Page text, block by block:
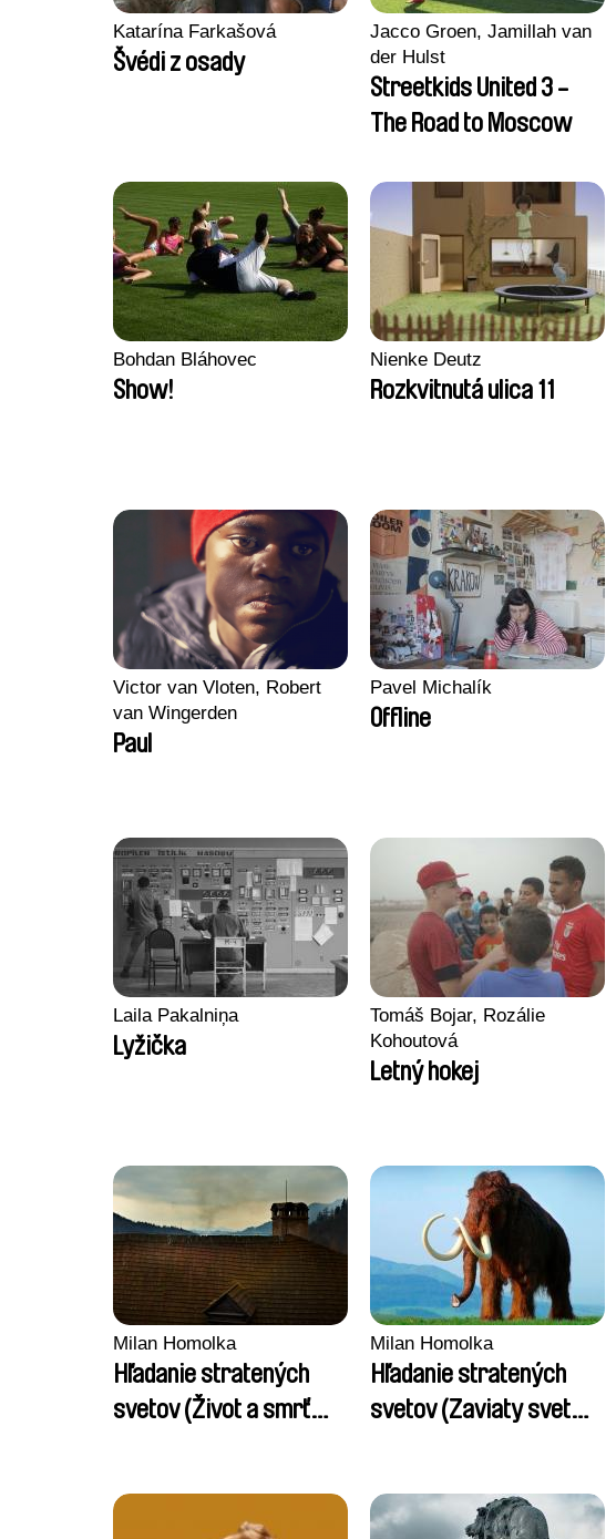
Katarína Farkašová
Švédi z osady
Jacco Groen, Jamillah van
der Hulst
Streetkids United 3 -
The Road to Moscow
Bohdan Bláhovec
Show!
Nienke Deutz
Rozkvitnutá ulica 11
Victor van Vloten, Robert
van Wingerden
Paul
Pavel Michalík
Offline
Laila Pakalniņa
Lyžička
Tomáš Bojar, Rozálie
Kohoutová
Letný hokej
Milan Homolka
Hľadanie stratených
svetov (Život a smrť
Milan Homolka
Hľadanie stratených
svetov (Zaviaty svet